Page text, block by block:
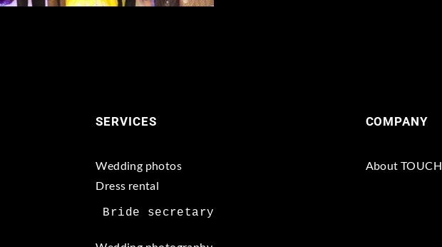
SERVICES
Wedding photos
Dress rental
COMPANY
About TOUCH